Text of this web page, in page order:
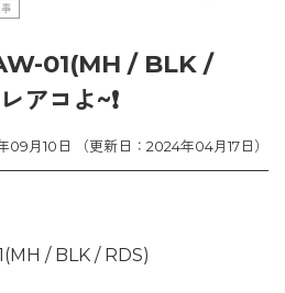
01(MH / BLK /
アコよ~❗
09月10日 （更新日：2024年04月17日）
/ BLK / RDS)